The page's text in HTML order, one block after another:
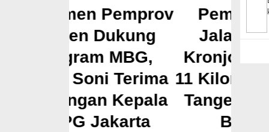
Pembangunan
Jalan Ceplak–
Kronjo Sepanjang
11 Kilometer, Bupati
Tangerang: Awasi
Bersama